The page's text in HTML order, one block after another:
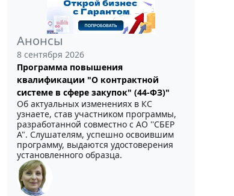
Анонсы
8 сентября 2026
Программа повышения
квалификации "О контрактной
системе в сфере закупок" (44-ФЗ)"
Об актуальных изменениях в КС
узнаете, став участником программы,
разработанной совместно с АО ''СБЕР
А". Слушателям, успешно освоившим
программу, выдаются удостоверения
установленного образца.